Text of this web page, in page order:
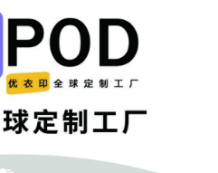
产生不了什么价值，但谁敢说有
丑闻类似的事情呢？
商去死，也不会冒着 G 胖走进国
苦苦等待《半条命3》呢。放整个
敢再承担一次这样的“风暴潮”。